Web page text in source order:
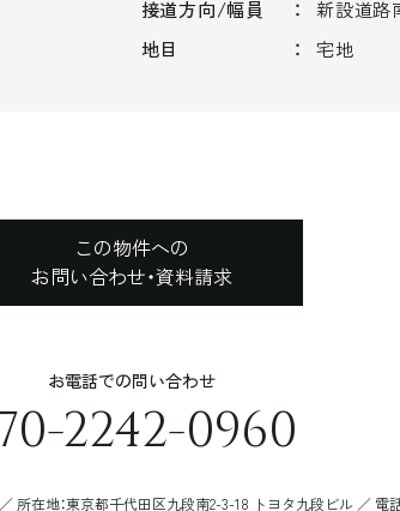
接道方向/幅員
新設道路
地目
宅地
この物件への
お問い合わせ・資料請求
お電話での問い合わせ
2242-0960
所在地：東京都千代田区九段南2-3-18 トヨタ九段ビル ／ 電話